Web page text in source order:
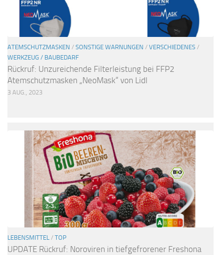
ATEMSCHUTZMASKEN / SONSTIGE WARNUNGEN / VERSCHIEDENES /
WERKZEUG / BAUBEDARF
Rückruf: Unzureichende Filterleistung bei FFP2
Atemschutzmasken „NeoMask“ von Lidl
3 AUG., 2023
LEBENSMITTEL / TOP
UPDATE Rückruf: Noroviren in tiefgefrorener Freshona